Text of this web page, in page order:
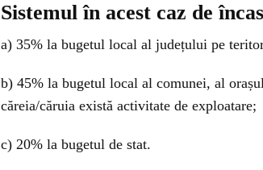
Sistemul în acest caz de
a) 35% la bugetul local al județului pe
b) 45% la bugetul local al comunei, al
căreia/căruia există activitate de exploatare;
c) 20% la bugetul de stat.